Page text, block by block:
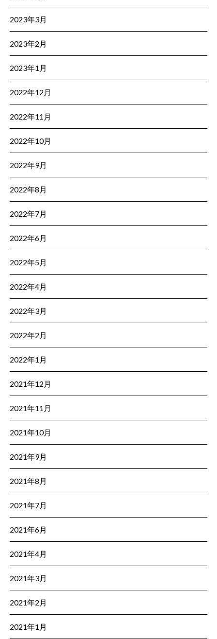
2023年3月
2023年2月
2023年1月
2022年12月
2022年11月
2022年10月
2022年9月
2022年8月
2022年7月
2022年6月
2022年5月
2022年4月
2022年3月
2022年2月
2022年1月
2021年12月
2021年11月
2021年10月
2021年9月
2021年8月
2021年7月
2021年6月
2021年4月
2021年3月
2021年2月
2021年1月